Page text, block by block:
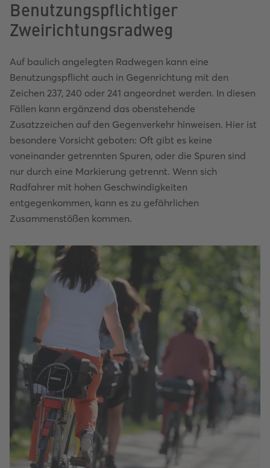
Benutzungspflichtiger
Zweirichtungsradweg
Auf baulich angelegten Radwegen kann eine
Benutzungspflicht auch in Gegenrichtung mit den
Zeichen 237, 240 oder 241 angeordnet werden. In diesen
Fällen kann ergänzend das obenstehende
Zusatzzeichen auf den Gegenverkehr hinweisen. Hier ist
besondere Vorsicht geboten: Oft gibt es keine
voneinander getrennten Spuren, oder die Spuren sind
nur durch eine Markierung getrennt. Wenn sich
Radfahrer mit hohen Geschwindigkeiten
entgegenkommen, kann es zu gefährlichen
Zusammenstößen kommen.